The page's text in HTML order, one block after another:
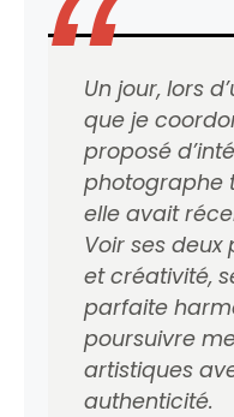
Un jour, lors
que je
proposé
photographe
elle avait
Voir ses deux
et créativité,
parfaite
poursuivre
artistiques
authenticité.